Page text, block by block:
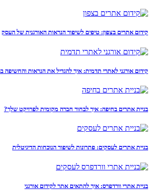
קידום אתרים בצפון: טיפים לשיפור הנראות האורגנית של העסק
קידום אורגני לאתרי תדמית: איך להגדיל את הנראות והחשיפה
בניית אתרים בחיפה: איך לבחור חברה מקומית לפרויקט שלך?
בניית אתרים לעסקים: פתרונות לשיפור הנוכחות הדיגיטלית
בניית אתרי וורדפרס: איך להתאים אתר לקידום אורגני